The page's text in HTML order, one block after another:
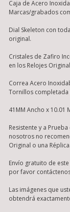
Caja de Acero
Marcas/grabados
Dial Skeleton con
original.
Cristales de Zafiro
en los Relojes
Correa Acero
Tornillos completada
41MM Ancho x 10.01
Resistente y a
nosotros no
Original o una Réplica.
Envío gratuito de
por favor
Las imágenes que
obtendrá